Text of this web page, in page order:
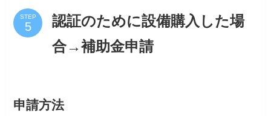
STEP
認証のために設備購入した場
合→補助金申請
申請方法